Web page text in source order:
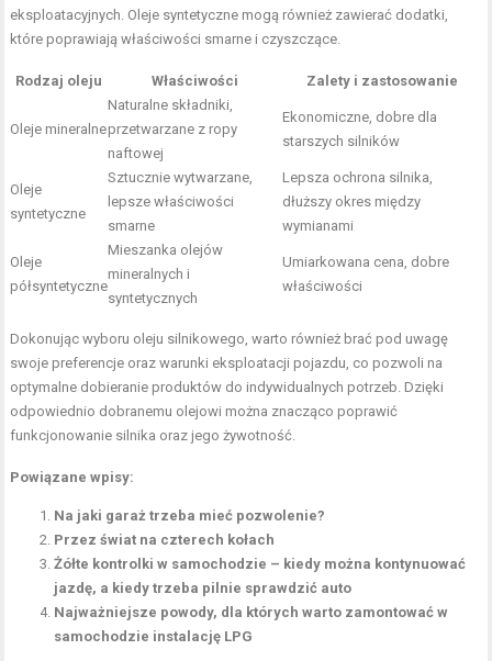
eksploatacyjnych. Oleje syntetyczne mogą również zawierać dodatki,
które poprawiają właściwości smarne i czyszczące.
Rodzaj oleju Właściwości Zalety i zastosowanie
Oleje mineralne
Naturalne składniki,
przetwarzane z ropy
naftowej
Ekonomiczne, dobre dla
starszych silników
Oleje
syntetyczne
Sztucznie wytwarzane,
lepsze właściwości
smarne
Lepsza ochrona silnika,
dłuższy okres między
wymianami
Oleje
półsyntetyczne
Mieszanka olejów
mineralnych i
syntetycznych
Umiarkowana cena, dobre
właściwości
Dokonując wyboru oleju silnikowego, warto również brać pod uwagę
swoje preferencje oraz warunki eksploatacji pojazdu, co pozwoli na
optymalne dobieranie produktów do indywidualnych potrzeb. Dzięki
odpowiednio dobranemu olejowi można znacząco poprawić
funkcjonowanie silnika oraz jego żywotność.
Powiązane wpisy:
Na jaki garaż trzeba mieć pozwolenie?
Przez świat na czterech kołach
Żółte kontrolki w samochodzie – kiedy można kontynuować
jazdę, a kiedy trzeba pilnie sprawdzić auto
Najważniejsze powody, dla których warto zamontować w
samochodzie instalację LPG